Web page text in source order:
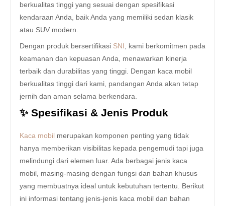
berkualitas tinggi yang sesuai dengan spesifikasi
kendaraan Anda, baik Anda yang memiliki sedan klasik
atau SUV modern.
Dengan produk bersertifikasi SNI
, kami berkomitmen pada
keamanan dan kepuasan Anda, menawarkan kinerja
terbaik dan durabilitas yang tinggi. Dengan kaca mobil
berkualitas tinggi dari kami, pandangan Anda akan tetap
jernih dan aman selama berkendara.
✨ Spesifikasi & Jenis Produk
Kaca mobil merupakan komponen penting yang tidak
hanya memberikan visibilitas kepada pengemudi tapi juga
melindungi dari elemen luar. Ada berbagai jenis kaca
mobil, masing-masing dengan fungsi dan bahan khusus
yang membuatnya ideal untuk kebutuhan tertentu. Berikut
ini informasi tentang jenis-jenis kaca mobil dan bahan